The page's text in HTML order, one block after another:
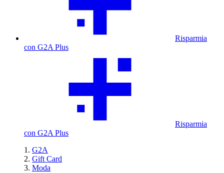
Risparmia
con G2A Plus
Risparmia
con G2A Plus
G2A
Gift Card
Moda